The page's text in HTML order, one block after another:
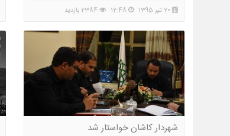
شهردار کاشان خواستار شد